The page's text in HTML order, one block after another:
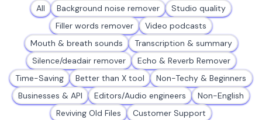
All Background noise remover
Studio quality
Filler words remover
Video podcasts
Mouth & breath sounds
Transcription & summary
Silence/deadair remover
Echo & Reverb Remover
Time-Saving
Better than X tool
Non-Techy & Beginners
Businesses & API
Editors/Audio engineers
Non-English
Reviving Old Files
Customer Support